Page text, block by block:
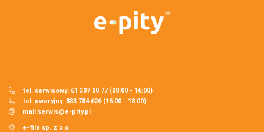
tel. serwisowy: 61 307 00 77 (08:00 - 16:00)
tel. awaryjny: 883 784 626 (16:00 - 18:00)
mail:serwis@e-pity.pl
e-file sp. z o.o.